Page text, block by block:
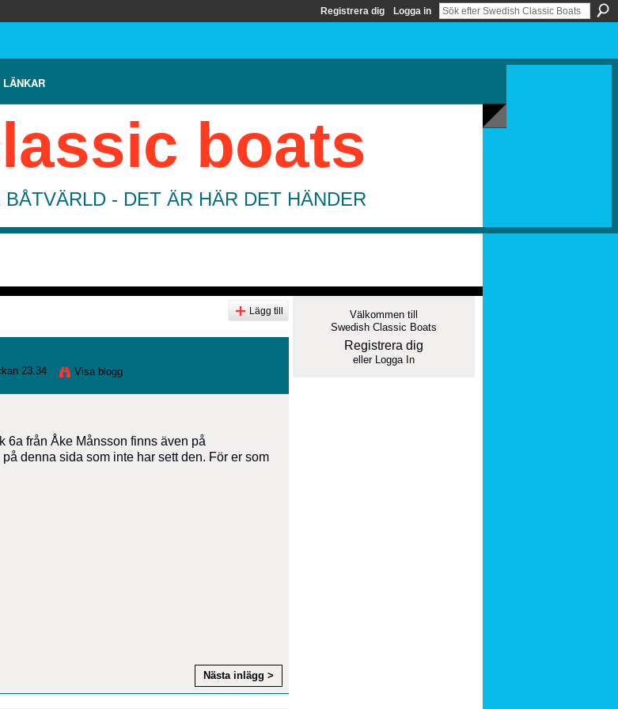
Registrera dig Logga in
LÄNKAR
boats
- DET ÄR HÄR DET HÄNDER
Lägg till
23.34 Visa blogg
6a från Åke Månsson finns även på
denna sida som inte har sett den. För er som
Nästa inlägg >
Välkommen till
Swedish Classic Boats
Registrera dig
eller Logga In